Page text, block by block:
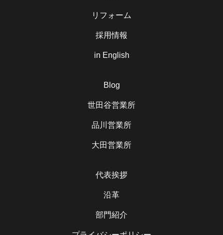
リフォーム
採用情報
in English
Blog
世田谷営業所
品川営業所
大田営業所
代表挨拶
沿革
部門紹介